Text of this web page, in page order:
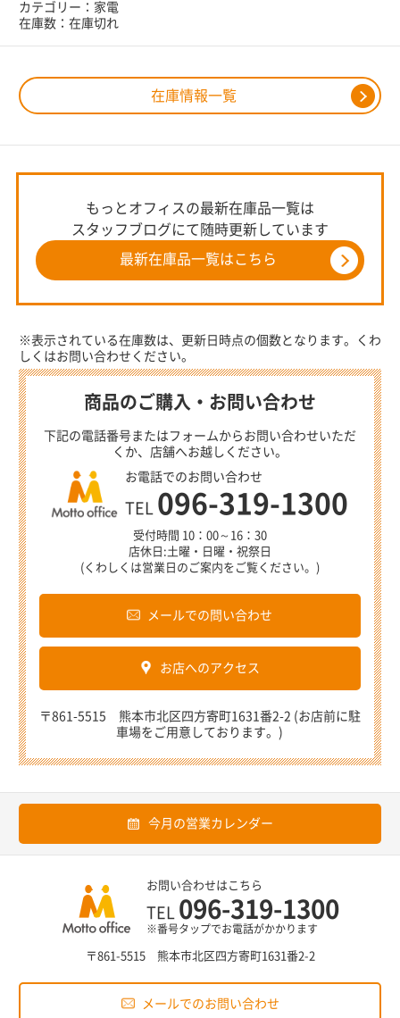
在庫情報一覧
カテゴリー：家電
在庫数：在庫切れ
もっとオフィスの最新在庫品一覧は
スタッフブログにて随時更新しています
最新在庫品一覧はこちら
※表示されている在庫数は、更新日時点の個数となります。くわ
しくはお問い合わせください。
商品のご購入・お問い合わせ
下記の電話番号またはフォームからお問い合わせいただ
くか、店舗へお越しください。
お電話でのお問い合わせ
TEL 096-319-1300
受付時間 10：00～16：30
店休日:土曜・日曜・祝祭日
(くわしくは営業日のご案内をご覧ください。)
メールでの問い合わせ
お店へのアクセス
〒861-5515 熊本市北区四方寄町1631番2-2 (お店前に駐
車場をご用意しております。)
今月の営業カレンダー
お問い合わせはこちら
TEL 096-319-1300
※番号タップでお電話がかかります
〒861-5515 熊本市北区四方寄町1631番2-2
メールでのお問い合わせ